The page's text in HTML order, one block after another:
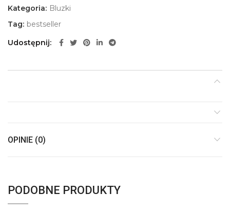
Kategoria: Bluzki
Tag: bestseller
Udostępnij
OPINIE (0)
PODOBNE PRODUKTY